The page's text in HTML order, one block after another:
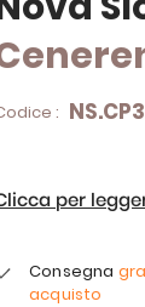
:
per
Consegna
acquisto